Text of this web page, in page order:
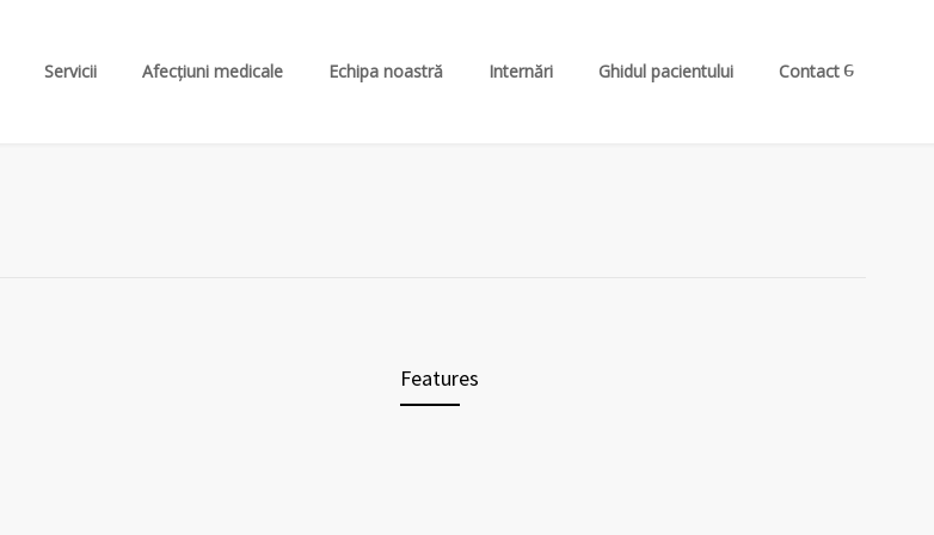
Servicii Afecțiuni medicale Echipa noastră Internări Ghidul pacientului Contact
Features